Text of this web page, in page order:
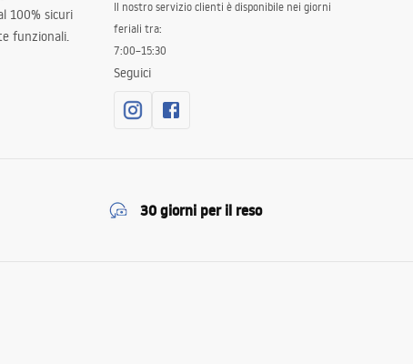
100% sicuri
funzionali.
Il nostro servizio clienti è disponibile nei giorni
feriali tra:
7:00–15:30
Seguici
30 giorni per il reso